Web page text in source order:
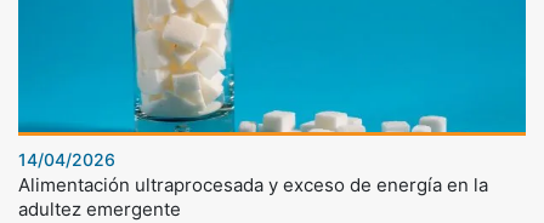
14/04/2026
Alimentación ultraprocesada y exceso de energía en la
adultez emergente